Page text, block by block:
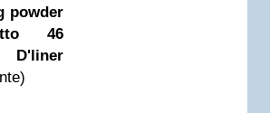
powder
46